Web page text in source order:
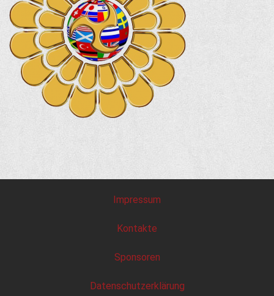
Impressum
Kontakte
Sponsoren
Datenschutzerklärung